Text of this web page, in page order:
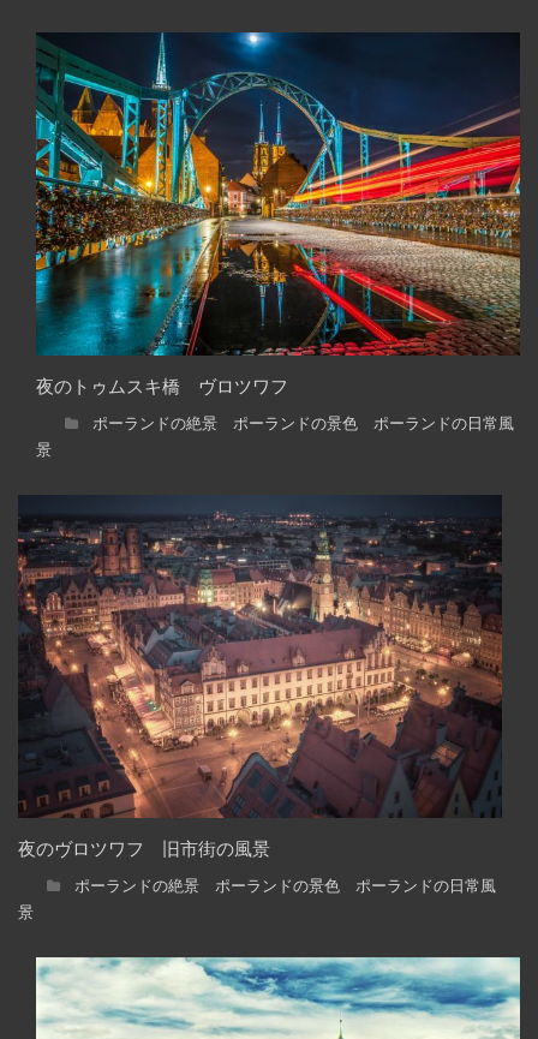
夜のトゥムスキ橋 ヴロツワフ
ポーランドの絶景 ポーランドの景色 ポーランドの日常風
景
夜のヴロツワフ 旧市街の風景
ポーランドの絶景 ポーランドの景色 ポーランドの日常風
景